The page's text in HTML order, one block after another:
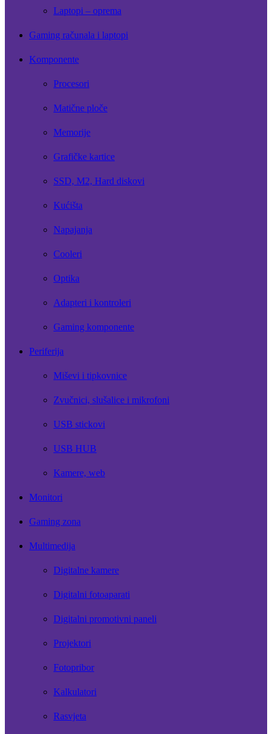
Laptopi – oprema
Gaming računala i laptopi
Komponente
Procesori
Matične ploče
Memorije
Grafičke kartice
SSD, M2, Hard diskovi
Kućišta
Napajanja
Cooleri
Optika
Adapteri i kontroleri
Gaming komponente
Periferija
Miševi i tipkovnice
Zvučnici, slušalice i mikrofoni
USB stickovi
USB HUB
Kamere, web
Monitori
Gaming zona
Multimedija
Digitalne kamere
Digitalni fotoaparati
Digitalni promotivni paneli
Projektori
Fotopribor
Kalkulatori
Rasvjeta